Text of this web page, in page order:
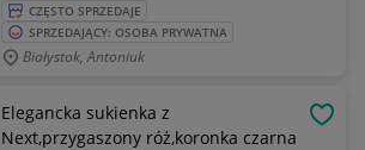
CZĘSTO SPRZEDAJE
SPRZEDAJĄCY: OSOBA PRYWATNA
Białystok, Antoniuk
Elegancka sukienka z
Next,przygaszony róż,koronka czarna